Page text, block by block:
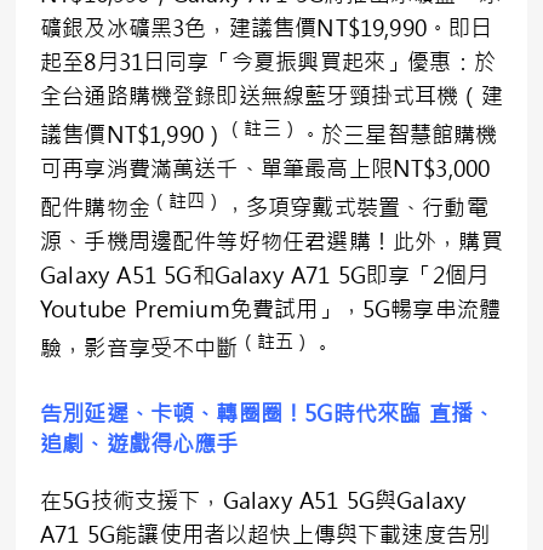
礦銀及冰礦黑3色，建議售價NT$19,990。即日
起至8月31日同享「今夏振興買起來」優惠：於
全台通路購機登錄即送無線藍牙頸掛式耳機（建
議售價NT$1,990）
（註三）
。於三星智慧館購機
可再享消費滿萬送千、單筆最高上限NT$3,000
配件購物金 （註四）
，多項穿戴式裝置、行動電
源、手機周邊配件等好物任君選購！此外，購買
Galaxy A51 5G和Galaxy A71 5G即享「2個月
Youtube Premium免費試用」，5G暢享串流體
驗，影音享受不中斷 （註五） 。
告別延遲、卡頓、轉圈圈！ 5G時代來臨 直播、
追劇、遊戲得心應手
在5G技術支援下，Galaxy A51 5G與Galaxy
A71 5G能讓使用者以超快上傳與下載速度告別